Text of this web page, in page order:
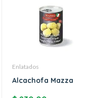
Enlatados
Alcachofa Mazza